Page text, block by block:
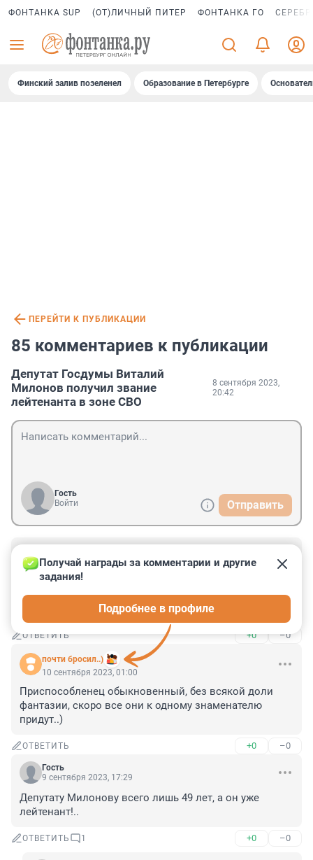
ФОНТАНКА SUP (ОТ)ЛИЧНЫЙ ПИТЕР ФОНТАНКА ГО
Финский залив позеленел Образование в Петербурге
ПЕРЕЙТИ К ПУБЛИКАЦИИ
85 комментариев к публикации
Депутат Госдумы Виталий
Милонов получил звание
лейтенанта в зоне СВО
8 сентября 2023,
20:42
Гость
Войти
Отправить
17 марта 2024, 12:54
Мне он тоже не нравился, но сейчас он там, где
труднее труднее всего. А это главное...
Остальное бла бла..
ОТВЕТИТЬ +0 –0
почти бросил..)
Получай награды за комментарии и другие
задания!
Подробнее в профиле
10 сентября 2023, 01:00
Приспособленец обыкновенный, без всякой доли
фантазии, скоро все они к одному знаменателю
придут..)
ОТВЕТИТЬ +0 –0
Гость
9 сентября 2023, 17:29
Депутату Милонову всего лишь 49 лет, а он уже
лейтенант!..
ОТВЕТИТЬ 1 +0 –0